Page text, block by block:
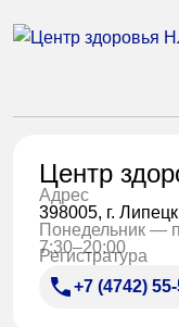
Центр
Адрес
398005, г.
Понедельник —
7:30–20:00
Регистратура
+7 (4742)